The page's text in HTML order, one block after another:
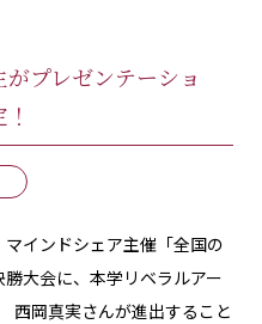
プレゼンテーショ
インドシェア主催「全国の
大会に、本学リベラルアー
岡真実さんが進出すること